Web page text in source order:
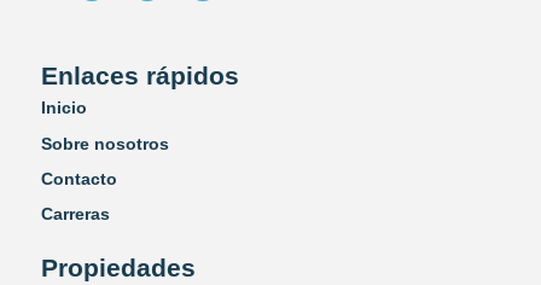
Enlaces rápidos
Inicio
Sobre nosotros
Contacto
Carreras
Propiedades